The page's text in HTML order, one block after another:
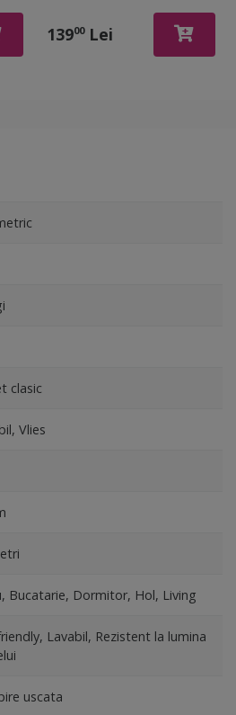
Home Design 649611
13900Lei
clasic
Vlies
Bucatarie, Dormitor, Hol, Living
Lavabil, Rezistent la lumina
uscata